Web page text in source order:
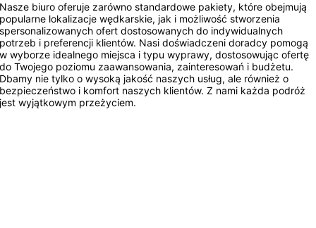
Nasze biuro oferuje zarówno standardowe pakiety, które obejmują
popularne lokalizacje wędkarskie, jak i możliwość stworzenia
spersonalizowanych ofert dostosowanych do indywidualnych
potrzeb i preferencji klientów. Nasi doświadczeni doradcy pomogą
w wyborze idealnego miejsca i typu wyprawy, dostosowując ofertę
do Twojego poziomu zaawansowania, zainteresowań i budżetu.
Dbamy nie tylko o wysoką jakość naszych usług, ale również o
bezpieczeństwo i komfort naszych klientów. Z nami każda podróż
jest wyjątkowym przeżyciem.